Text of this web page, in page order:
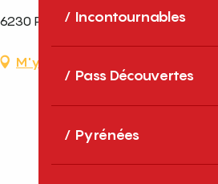
Incontournables
Pass Découvertes
Pyrénées
Prats-de-Mollo-la-
M'y rendre